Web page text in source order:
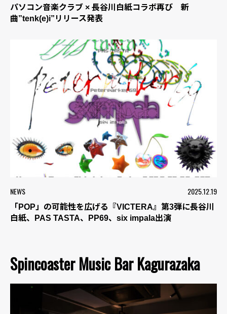
パソコン音楽クラブ × 長谷川白紙コラボ再び 新
曲”tenk(e)i”リリース発表
NEWS 2025.12.19
「POP」の可能性を広げる『VICTERA』第3弾に長谷川
白紙、PAS TASTA、PP69、six impala出演
Spincoaster Music Bar Kagurazaka